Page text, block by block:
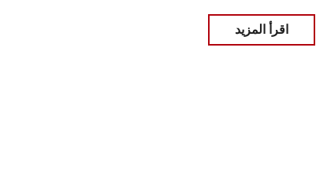
اقرأ المزيد